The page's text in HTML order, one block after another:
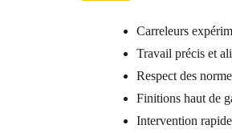
Carreleurs
Travail précis et
Respect des
Finitions haut de
Intervention